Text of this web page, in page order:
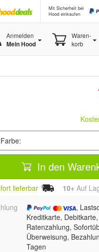
Mit Sicherheit bei
Hood einkaufen
Anmelden
Mein Hood
Waren-
korb
In den
lieferbar 10+ Auf
,
Kreditkarte, Debitkarte,
Ratenzahlung,
Überweisung,
Tagen